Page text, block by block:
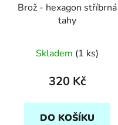
Brož - hexagon stříbrná
tahy
Skladem (1 ks)
320 Kč
DO KOŠÍKU